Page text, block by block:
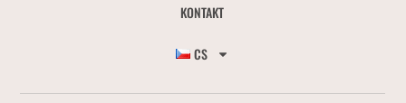
KONTAKT
CS